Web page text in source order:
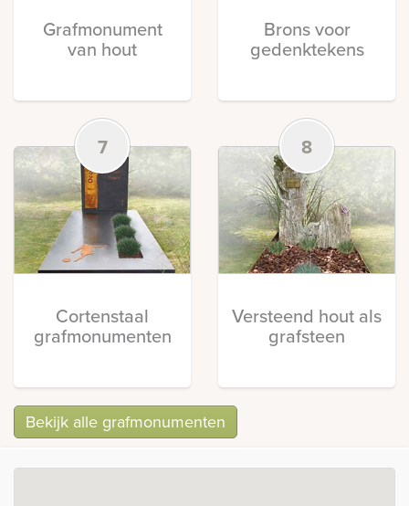
Grafmonument
van hout
Brons voor
gedenktekens
7
Cortenstaal
grafmonumenten
8
Versteend hout als
grafsteen
Bekijk alle grafmonumenten